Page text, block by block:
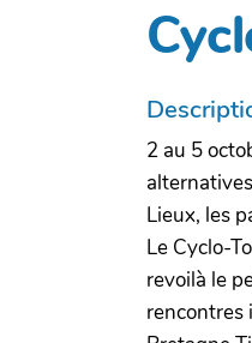
2 au 5
Lieux, les
Le Cyclo-
revoilà le
rencontres